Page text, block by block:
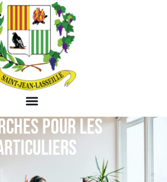
POUR LES